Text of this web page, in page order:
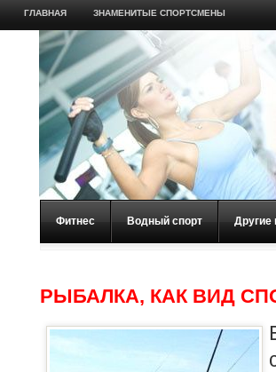
ГЛАВНАЯ ЗНАМЕНИТЫЕ СПОРТСМЕНЫ
Фитнес Водный спорт Другие
РЫБАЛКА, КАК ВИД